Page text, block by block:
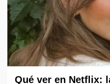
Qué ver en Netflix: